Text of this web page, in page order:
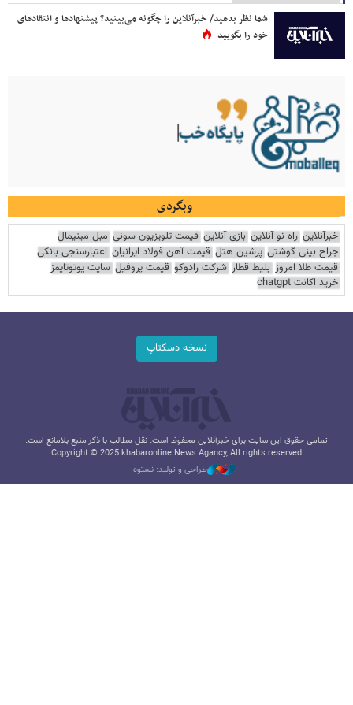
شما نظر بدهید/ خبرآنلاین را چگونه می‌بینید؟ پیشنهادها و انتقادهای
خود را بگویید
وبگردی
خبرآنلاین راه نو آنلاین بازی آنلاین قیمت تلویزیون سونی مبل مینیمال
جراح بینی گوشتی پرشین هتل قیمت آهن فولاد ایرانیان اعتبارسنجی بانکی
قیمت طلا امروز بلیط قطار شرکت رادوکو قیمت پروفیل سایت یوتوتایمز
خرید اکانت chatgpt
نسخه دسکتاپ
تمامی حقوق این سایت برای خبرآنلاین محفوظ است. نقل مطالب با ذکر منبع بلامانع است.
Copyright © 2025 khabaronline News Agancy, All rights reserved
طراحی و تولید: نستوه